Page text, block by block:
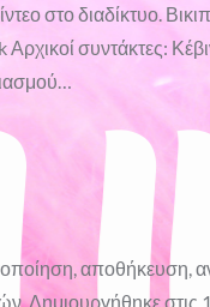
στο διαδίκτυο.
συντάκτες:
αποθήκευση,
Δημιουργήθηκε